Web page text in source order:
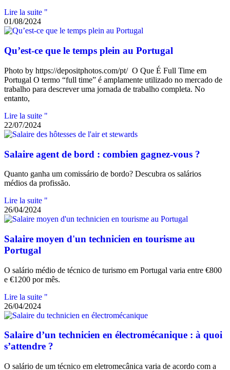
Lire la suite "
01/08/2024
Qu’est-ce que le temps plein au Portugal
Photo by https://depositphotos.com/pt/ O Que É Full Time em
Portugal O termo “full time” é amplamente utilizado no mercado de
trabalho para descrever uma jornada de trabalho completa. No
entanto,
Lire la suite "
22/07/2024
Salaire agent de bord : combien gagnez-vous ?
Quanto ganha um comissário de bordo? Descubra os salários
médios da profissão.
Lire la suite "
26/04/2024
Salaire moyen d'un technicien en tourisme au
Portugal
O salário médio de técnico de turismo em Portugal varia entre €800
e €1200 por mês.
Lire la suite "
26/04/2024
Salaire d’un technicien en électromécanique : à quoi
s’attendre ?
O salário de um técnico em eletromecânica varia de acordo com a